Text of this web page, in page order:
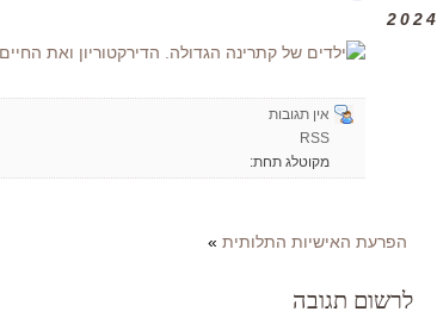
2024
אין תגובות
RSS
מקוטלג תחת:
הפרעת האישיות התלותית »
לרשום תגובה